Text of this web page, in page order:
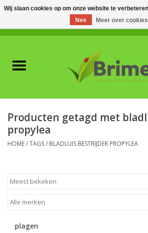
Plagen & Ziekten
Meststoffen en
Bodemverbeteraars
Monitoring
Producten getagd met
propylea
HOME/TAGS/ BLADLUIS BESTRIJDER PROPYLEA
plagen
Wij slaan cookies op om onze website te
Nee
Meer over